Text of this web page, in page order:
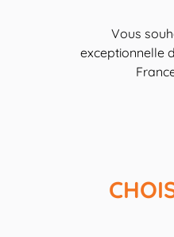
Vous
exceptionnelle